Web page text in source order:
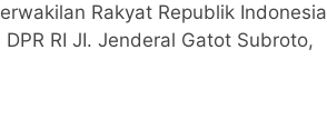
Rakyat Republik Indonesia
RI JI. Jenderal Gatot Subroto,